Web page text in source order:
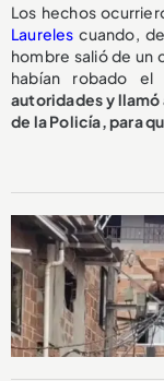
Los hechos
Laurelescuando,
hombre salió de un
habían robado el
autoridades y llamó
de la Policía, para